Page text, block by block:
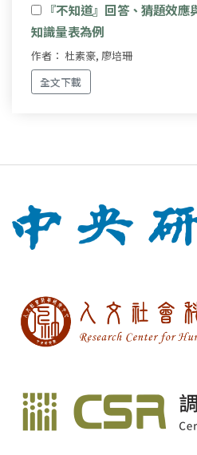
『不知道』回答、猜題效
知識量表為例
作者： 杜素豪, 廖培珊
全文下載